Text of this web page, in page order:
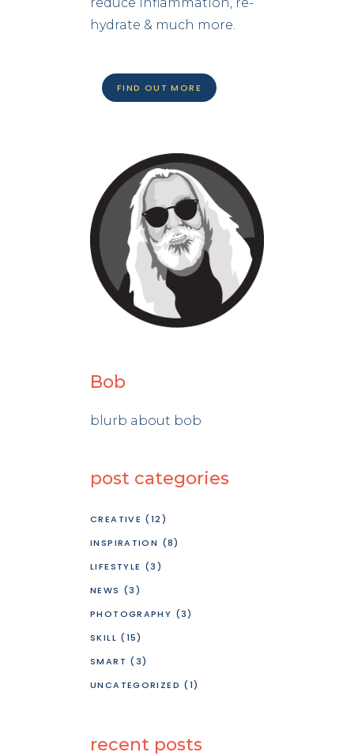
reduce inflammation, re-
hydrate & much more.
FIND OUT MORE
Bob
blurb about bob
post categories
CREATIVE (12)
INSPIRATION (8)
LIFESTYLE (3)
NEWS (3)
PHOTOGRAPHY (3)
SKILL (15)
SMART (3)
UNCATEGORIZED (1)
recent posts